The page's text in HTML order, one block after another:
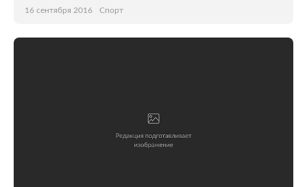
16 сентября 2016 Спорт